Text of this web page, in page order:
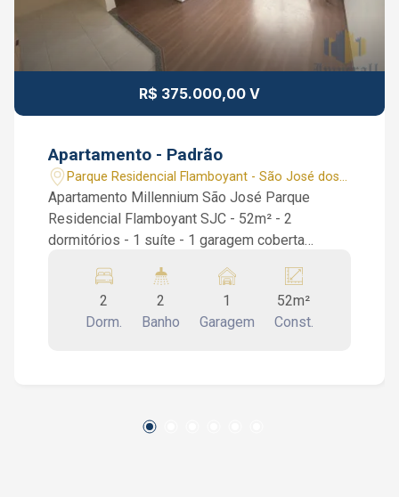
R$ 375.000,00 V
Apartamento - Padrão
Parque Residencial Flamboyant - São José dos
Campos/SP
Apartamento Millennium São José Parque
Residencial Flamboyant SJC - 52m² - 2
dormitórios - 1 suíte - 1 garagem coberta
dormitórios sendo 1 suíte, cozinha repleta de
armários, sala ampla, área de serviço, 1 banheiro
social e sacada. Condomínio conta com portaria
corretor de imóveis Bruno Garcia Pedroza
2
Dorm.
2
Banho
1
Garagem
52m²
Const.